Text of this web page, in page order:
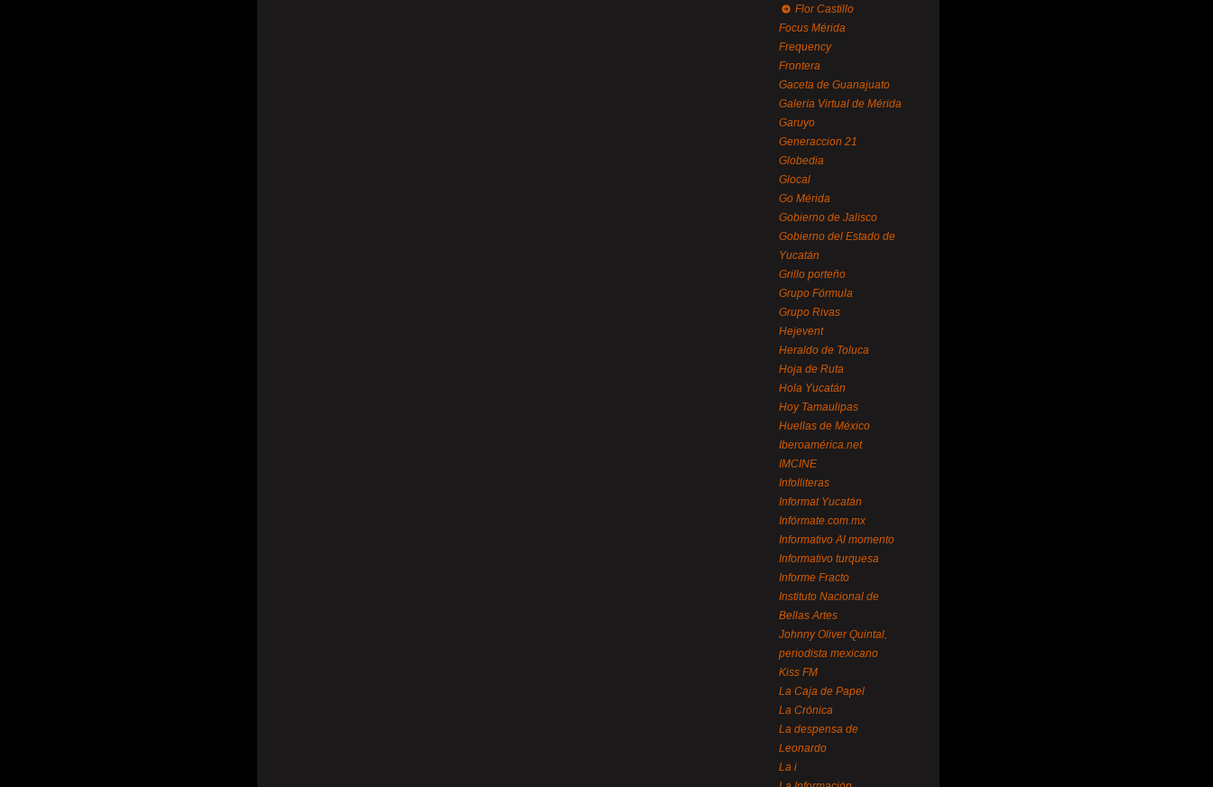
Flor Castillo
Focus Mérida
Frequency
Frontera
Gaceta de Guanajuato
Galería Virtual de Mérida
Garuyo
Generaccion 21
Globedia
Glocal
Go Mérida
Gobierno de Jalisco
Gobierno del Estado de
Yucatán
Grillo porteño
Grupo Fórmula
Grupo Rivas
Hejevent
Heraldo de Toluca
Hoja de Ruta
Hola Yucatán
Hoy Tamaulipas
Huellas de México
Iberoamérica.net
IMCINE
Infolliteras
Informat Yucatán
Infórmate.com.mx
Informativo Al momento
Informativo turquesa
Informe Fracto
Instituto Nacional de
Bellas Artes
Johnny Oliver Quintal,
periodista mexicano
Kiss FM
La Caja de Papel
La Crónica
La despensa de
Leonardo
La i